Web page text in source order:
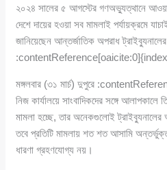
২০২৪ সালের ৫ আগস্টের গণঅভ্যুত্থানে
দেশে দায়ের হওয়া সব মামলাই পর্যায়ক্রমে
জানিয়েছেন আন্তর্জাতিক অপরাধ
মঙ্গলবার (৩১ মার্চ) দুপুরে
নিজ কার্যালয়ে সাংবাদিকদের সঙ্গে আলাপকালে
মামলা হচ্ছে, তার অনেকগুলোই ট্রাইব্যুনালের
তবে প্রতিটি মামলায় শত শত আসামি
ধারণা গ্রহণযোগ্য নয়।